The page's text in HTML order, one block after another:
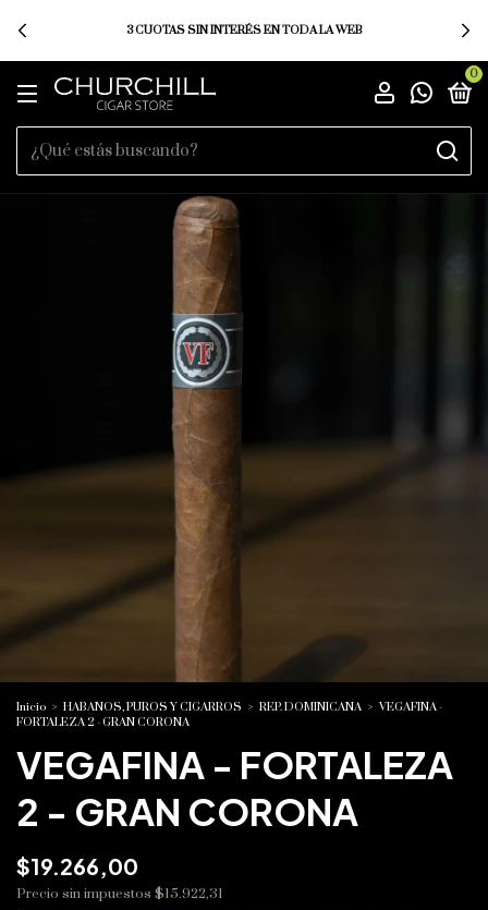
3 CUOTAS SIN INTERÉS EN TODA LA WEB
0
Inicio > HABANOS, PUROS Y CIGARROS > REP. DOMINICANA > VEGAFINA -
FORTALEZA 2 - GRAN CORONA
VEGAFINA - FORTALEZA
2 - GRAN CORONA
$19.266,00
Precio sin impuestos $15.922,31